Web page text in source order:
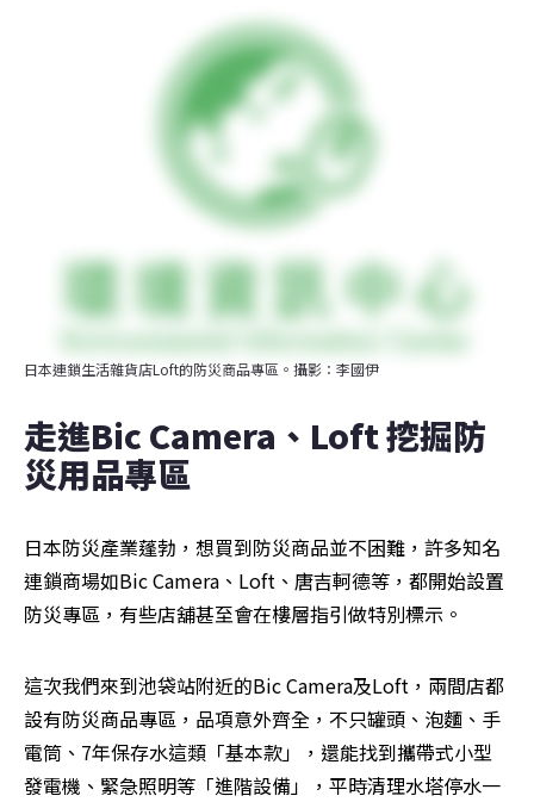
日本連鎖生活雜貨店Loft的防災商品專區。攝影：李國伊
走進Bic Camera、Loft 挖掘防
災用品專區
日本防災產業蓬勃，想買到防災商品並不困難，許多知名
連鎖商場如Bic Camera、Loft、唐吉軻德等，都開始設置
防災專區，有些店舖甚至會在樓層指引做特別標示。
這次我們來到池袋站附近的Bic Camera及Loft，兩間店都
設有防災商品專區，品項意外齊全，不只罐頭、泡麵、手
電筒、7年保存水這類「基本款」，還能找到攜帶式小型
發電機、緊急照明等「進階設備」，平時清理水塔停水一